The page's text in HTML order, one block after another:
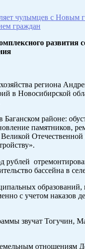
чулымцев с Новым
граждан
региона
в Новосибирской
районе:
памятников,
бассейна в
с учетом наказов
звучат
отношениям